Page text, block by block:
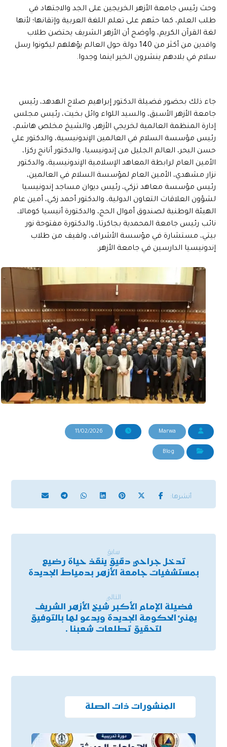
وحث رئيس جامعة الأزهر الخريجين على الجد والاجتهاد في
طلب العلم، كما حثهم على تعلم اللغة العربية وإتقانها؛ لأنها
لغة القرآن الكريم، وأوضح أن الأزهر الشريف يحتضن طلاب
وافدين من أكثر من 140 دولة حول العالم يؤهلهم ليكونوا رسل
سلام في بلادهم ينشرون الخير اينما وجدوا.
جاء ذلك بحضور فضيلة الدكتور إبراهيم صلاح الهدهد، رئيس
جامعة الأزهر الأسبق، والسيد اللواء وائل بخيت، رئيس مجلس
إدارة المنظمة العالمية لخريجي الأزهر، والشيخ مخلص هاشم،
رئيس مؤسسة السلام في العالمين الإندونيسية، والدكتور علي
حسن البحر، العالم الجليل من إندونيسيا، والدكتور أنانج ركزا،
الأمين العام لرابطة المعاهد الإسلامية الإندونيسية، والدكتور
نزار مشهدي، الأمين العام لمؤسسة السلام في العالمين،
رئيس مؤسسة معاهد تزكي، رئيس ديوان مساجد إندونيسيا
لشؤون العلاقات التعاون الدولية، والدكتور أحمد زكي، أمين عام
الهيئة الوطنية لصندوق أموال الحج، والدكتورة أنيسيا كومالا،
نائب رئيس جامعة المحمدية بجاكرتا، والدكتورة مفتوحة نور
بيتي، مستشارة في مؤسسة الأشراف، ولفيف من طلاب
إندونيسيا الدارسين في جامعة الأزهر.
Marwa
11/02/2026
Blog
سابق
تدخل جراحي دقيق ينقذ حياة رضيع
بمستشفيات جامعة الأزهر بدمياط الجديدة
التالي
فضيلة الإمام الأكبر شيخ الأزهر الشريف
يهنئ الحكومة الجديدة ويدعو لها بالتوفيق
لتحقيق تطلعات شعبنا .
المنشورات ذات الصلة